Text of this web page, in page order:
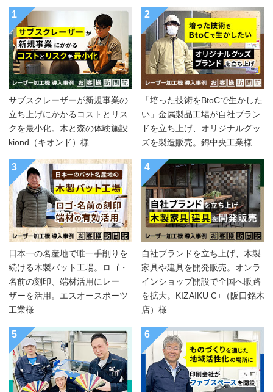
1
サブスクレーザーが新規事業の
立ち上げにかかるコストとリス
クを最小化。木と森の体験施設
kiond（キオンド）様
2
「培った技術をBtoCで生かした
い」金属製品工場が自社ブラン
ドを立ち上げ、オリジナルグッ
ズを製造販売。錦中央工業様
3
日本一の名産地で唯一手削りを
続ける木製バット工場。ロゴ・
名前の刻印、端材活用にレー
ザーを活用。エスオースポーツ
工業様
4
自社ブランドを立ち上げ、木製
家具や建具を開発販売。オンラ
インショップ開設で全国へ販路
を拡大。KIZAIKU C+（阪口銘木
店）様
5 6